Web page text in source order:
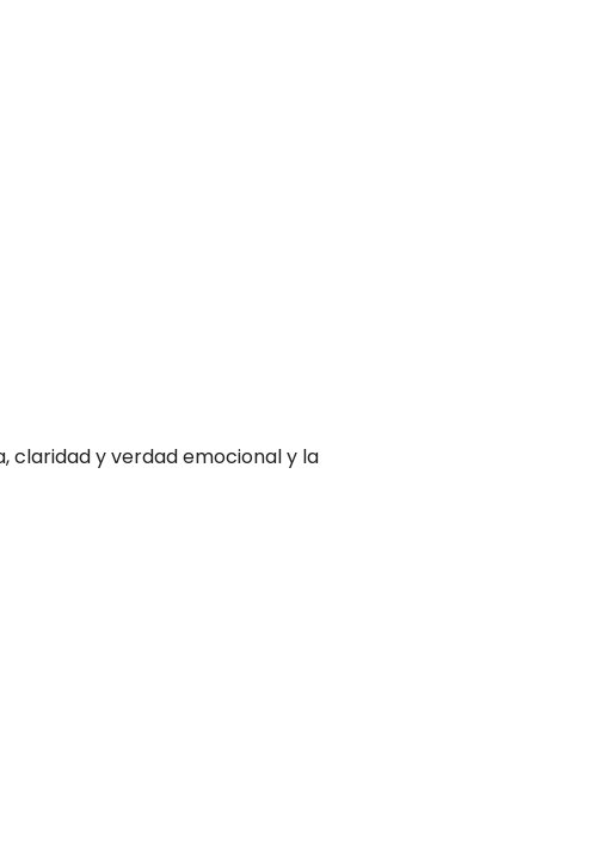
claridad y verdad emocional y la